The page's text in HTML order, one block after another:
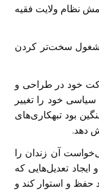
نظام ولایت فقیه
سخت‌تر کردن
خود در طراحی و
خود را تغییر
بود تبهکاری‌های
دهد.
آن زندان را
تعدیل‌هایی که
حفظ و استوار کند و